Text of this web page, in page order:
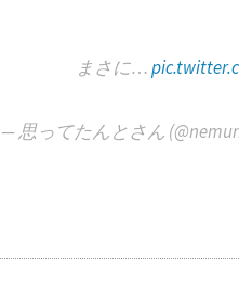
まさに…
— 思ってたんとさん